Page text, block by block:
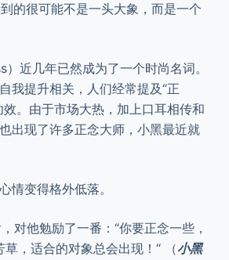
的很可能不是一头大象，而是一个
近几年已然成为了一个时尚名词。
我提升相关，人们经常提及“正
效。由于市场大热，加上口耳相传和
出现了许多正念大师，小黑最近就
情变得格外低落。
对他勉励了一番：“你要正念一些，
草，适合的对象总会出现！“ （小黑